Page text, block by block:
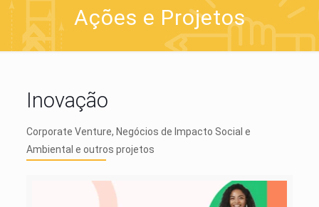
Ações e Projetos
Inovação
Corporate Venture, Negócios de Impacto Social e
Ambiental e outros projetos